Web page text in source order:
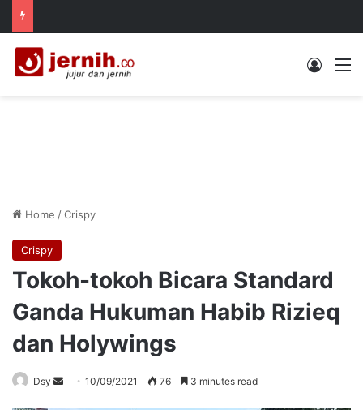
Log In
Home /Crispy
Crispy
Tokoh-tokoh Bicara Standard
Ganda Hukuman Habib Rizieq
dan Holywings
Dsy
Send10/09/2021 76 3 minutes read